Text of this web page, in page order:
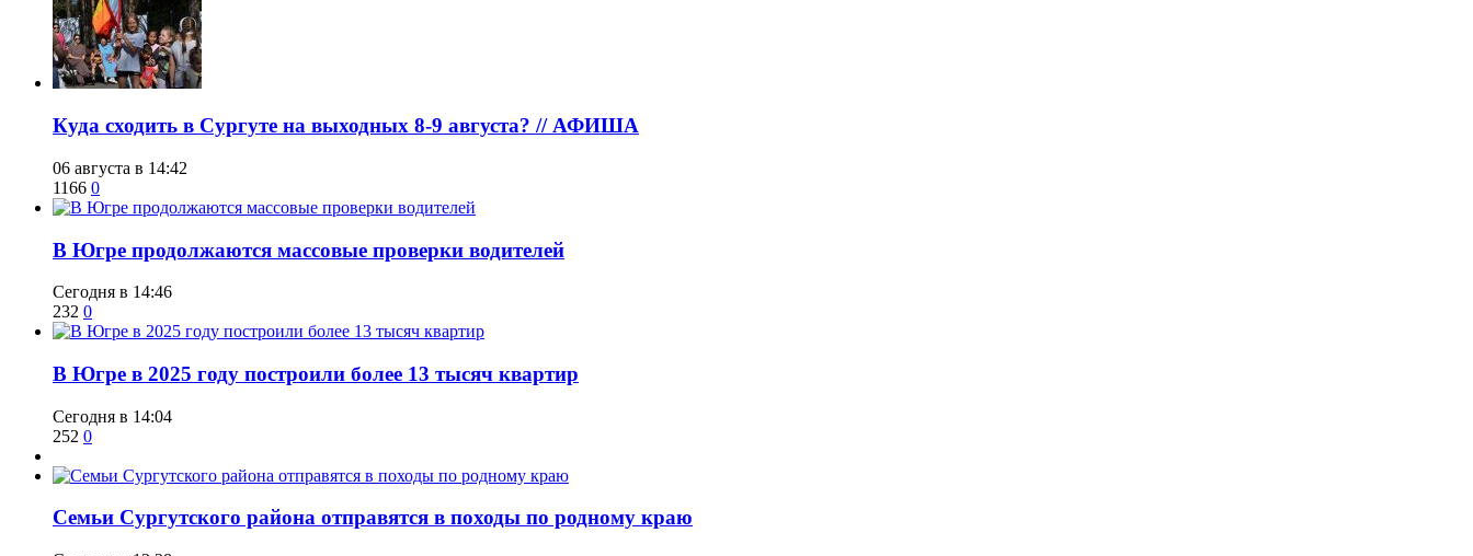
​Куда сходить в Сургуте на выходных 8-9 августа? // АФИША
06 августа в 14:42
1166 0
​В Югре продолжаются массовые проверки водителей
Сегодня в 14:46
232 0
​В Югре в 2025 году построили более 13 тысяч квартир
Сегодня в 14:04
252 0
​Семьи Сургутского района отправятся в походы по родному краю